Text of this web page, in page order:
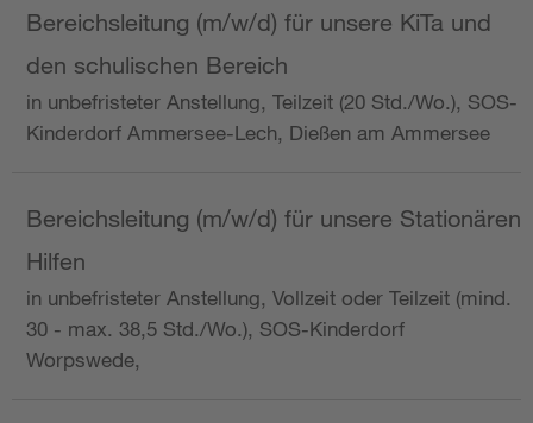
Bereichsleitung (m/w/d) für unsere KiTa und
den schulischen Bereich
in unbefristeter Anstellung, Teilzeit (20 Std./Wo.), SOS-
Kinderdorf Ammersee-Lech, Dießen am Ammersee
Bereichsleitung (m/w/d) für unsere Stationären
Hilfen
in unbefristeter Anstellung, Vollzeit oder Teilzeit (mind.
30 - max. 38,5 Std./Wo.), SOS-Kinderdorf
Worpswede,